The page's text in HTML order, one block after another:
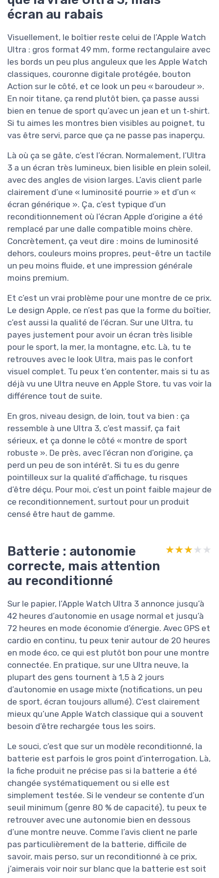
écran au rabais
Visuellement, le boîtier reste celui de l’Apple Watch
Ultra : gros format 49 mm, forme rectangulaire avec
les bords un peu plus anguleux que les Apple Watch
classiques, couronne digitale protégée, bouton
Action sur le côté, et ce look un peu « baroudeur ».
En noir titane, ça rend plutôt bien, ça passe aussi
bien en tenue de sport qu’avec un jean et un t‑shirt.
Si tu aimes les montres bien visibles au poignet, tu
vas être servi, parce que ça ne passe pas inaperçu.
Là où ça se gâte, c’est l’écran. Normalement, l’Ultra
3 a un écran très lumineux, bien lisible en plein soleil,
avec des angles de vision larges. L’avis client parle
clairement d’une « luminosité pourrie » et d’un «
écran générique ». Ça, c’est typique d’un
reconditionnement où l’écran Apple d’origine a été
remplacé par une dalle compatible moins chère.
Concrètement, ça veut dire : moins de luminosité
dehors, couleurs moins propres, peut-être un tactile
un peu moins fluide, et une impression générale
moins premium.
Et c’est un vrai problème pour une montre de ce prix.
Le design Apple, ce n’est pas que la forme du boîtier,
c’est aussi la qualité de l’écran. Sur une Ultra, tu
payes justement pour avoir un écran très lisible
pour le sport, la mer, la montagne, etc. Là, tu te
retrouves avec le look Ultra, mais pas le confort
visuel complet. Tu peux t’en contenter, mais si tu as
déjà vu une Ultra neuve en Apple Store, tu vas voir la
différence tout de suite.
En gros, niveau design, de loin, tout va bien : ça
ressemble à une Ultra 3, c’est massif, ça fait
sérieux, et ça donne le côté « montre de sport
robuste ». De près, avec l’écran non d’origine, ça
perd un peu de son intérêt. Si tu es du genre
pointilleux sur la qualité d’affichage, tu risques
d’être déçu. Pour moi, c’est un point faible majeur de
ce reconditionnement, surtout pour un produit
censé être haut de gamme.
Batterie : autonomie
correcte, mais attention
au reconditionné
★★★★★
★★★★★
Sur le papier, l’Apple Watch Ultra 3 annonce jusqu’à
42 heures d’autonomie en usage normal et jusqu’à
72 heures en mode économie d’énergie. Avec GPS et
cardio en continu, tu peux tenir autour de 20 heures
en mode éco, ce qui est plutôt bon pour une montre
connectée. En pratique, sur une Ultra neuve, la
plupart des gens tournent à 1,5 à 2 jours
d’autonomie en usage mixte (notifications, un peu
de sport, écran toujours allumé). C’est clairement
mieux qu’une Apple Watch classique qui a souvent
besoin d’être rechargée tous les soirs.
Le souci, c’est que sur un modèle reconditionné, la
batterie est parfois le gros point d’interrogation. Là,
la fiche produit ne précise pas si la batterie a été
changée systématiquement ou si elle est
simplement testée. Si le vendeur se contente d’un
seuil minimum (genre 80 % de capacité), tu peux te
retrouver avec une autonomie bien en dessous
d’une montre neuve. Comme l’avis client ne parle
pas particulièrement de la batterie, difficile de
savoir, mais perso, sur un reconditionné à ce prix,
j’aimerais voir noir sur blanc que la batterie est soit